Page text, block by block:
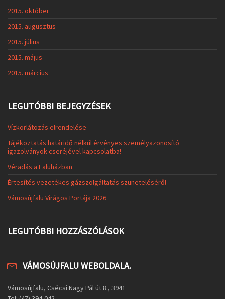
2015. október
2015. augusztus
2015. július
2015. május
2015. március
LEGUTÓBBI BEJEGYZÉSEK
Vízkorlátozás elrendelése
Tájékoztatás határidő nélkül érvényes személyazonosító
igazolványok cseréjével kapcsolatba!
Véradás a Faluházban
Értesítés vezetékes gázszolgáltatás szüneteléséről
Vámosújfalu Virágos Portája 2026
LEGUTÓBBI HOZZÁSZÓLÁSOK
VÁMOSÚJFALU WEBOLDALA.
Vámosújfalu, Csécsi Nagy Pál út 8., 3941